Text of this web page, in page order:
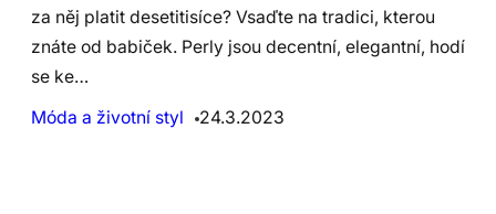
za něj platit desetitisíce? Vsaďte na tradici, kterou
znáte od babiček. Perly jsou decentní, elegantní, hodí
se ke…
Móda a životní styl
24.3.2023